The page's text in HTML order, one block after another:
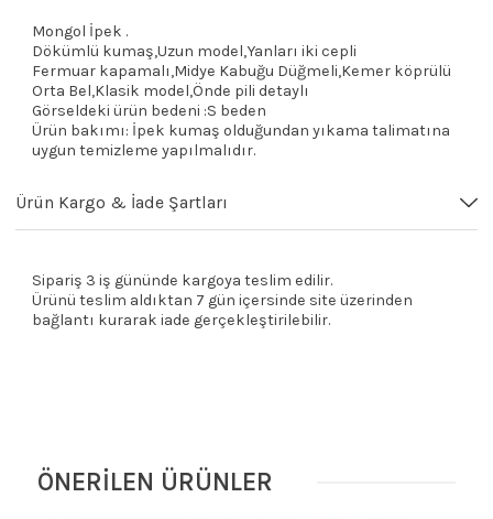
Mongol İpek .
Dökümlü kumaş,Uzun model,Yanları iki cepli
Fermuar kapamalı,Midye Kabuğu Düğmeli,Kemer köprülü
Orta Bel,Klasik model,Önde pili detaylı
Görseldeki ürün bedeni :S beden
Ürün bakımı: İpek kumaş olduğundan yıkama talimatına
uygun temizleme yapılmalıdır.
Ürün Kargo & İade Şartları
Sipariş 3 iş gününde kargoya teslim edilir.
Ürünü teslim aldıktan 7 gün içersinde site üzerinden
bağlantı kurarak iade gerçekleştirilebilir.
ÖNERİLEN ÜRÜNLER